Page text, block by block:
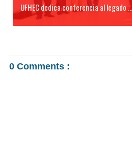
UFHEC dedica conferencia al legado ...
0 Comments :